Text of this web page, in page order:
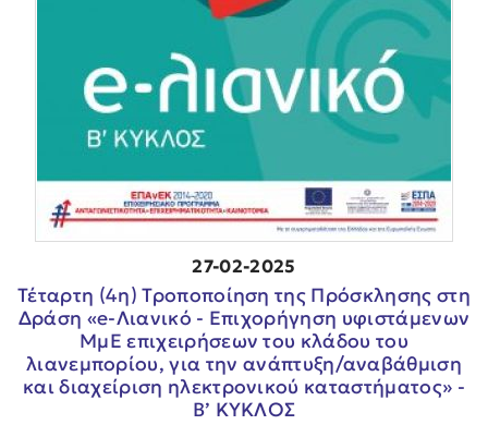
27-02-2025
Τέταρτη (4η) Τροποποίηση της Πρόσκλησης στη
Δράση «e-Λιανικό - Επιχορήγηση υφιστάμενων
ΜμΕ επιχειρήσεων του κλάδου του
λιανεμπορίου, για την ανάπτυξη/αναβάθμιση
και διαχείριση ηλεκτρονικού καταστήματος» -
Β’ ΚΥΚΛΟΣ